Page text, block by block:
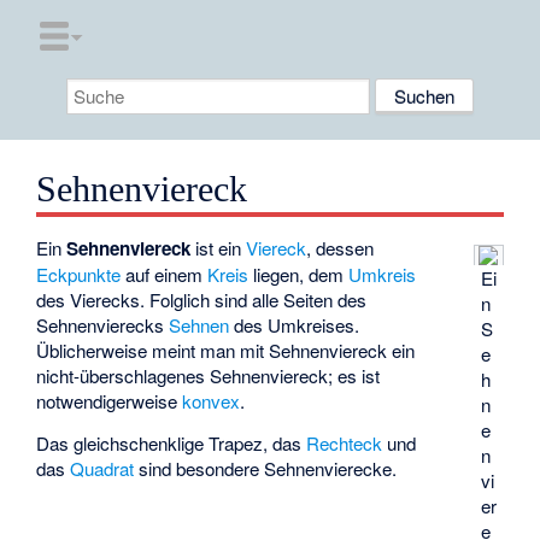
Sehnenviereck
Ei
n
S
e
h
n
e
n
vi
er
e
EinSehnenviereck ist einViereck, dessen
Eckpunkteauf einem Kreis liegen, dem Umkreis
des Vierecks. Folglich sind alle Seiten des
SehnenvierecksSehnendes Umkreises.
Üblicherweise meint man mit Sehnenviereck ein
nicht-überschlagenes Sehnenviereck; es ist
notwendigerweisekonvex.
Dasgleichschenklige Trapez, das Rechteck und
dasQuadratsind besondere Sehnenvierecke.